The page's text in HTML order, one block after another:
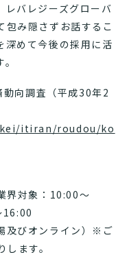
レバレジーズグローバ
包み隠さずお話するこ
深めて今後の採用に活
向調査（平成30年2
itiran/roudou/ko
界対象：10:00～
及びオンライン）※ご
ます。